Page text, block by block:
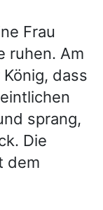
Frau
ruhen. Am
dass
sprang,
Die
dem